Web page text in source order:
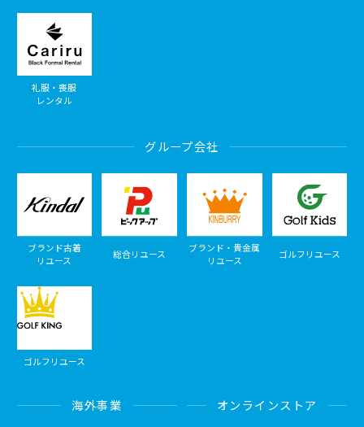
礼服・喪服
レンタル
グループ会社
ブランド古着
リユース
総合リユース
ブランド・貴金属
リユース
ゴルフリユース
ゴルフリユース
海外事業 オンラインストア